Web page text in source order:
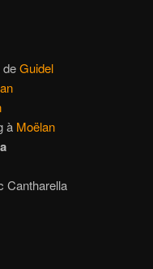
deGuidel
à Moëlan
Cantharella